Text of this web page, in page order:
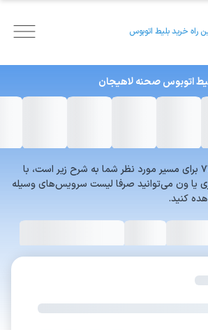
راه خرید بلیط اتوبوس
اتوبوس صحنه لاهیجان
لیست سرویس‌های سفر۷۲۴ برای مسیر مورد نظر شما به شرح زیر است، با
یا ون می‌توانید صرفا لیست سرویس‌های وسیله
کنید.